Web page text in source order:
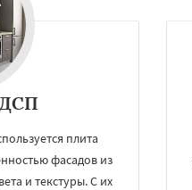
плита
фасадов из
и текстуры. С их